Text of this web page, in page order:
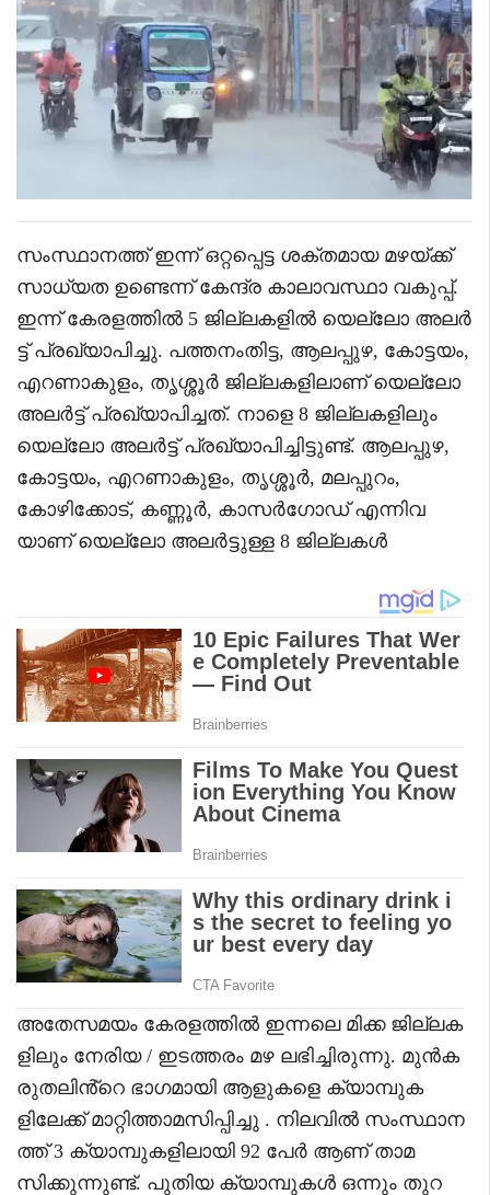
സംസ്ഥാനത്ത് ഇന്ന് ഒറ്റപ്പെട്ട ശക്തമായ മഴയ്ക്ക്
സാധ്യത ഉണ്ടെന്ന് കേന്ദ്ര കാലാവസ്ഥാ വകുപ്പ്.
ഇന്ന് കേരളത്തിൽ 5 ജില്ലകളിൽ യെല്ലോ അലർ
ട്ട് പ്രഖ്യാപിച്ചു. പത്തനംതിട്ട, ആലപ്പുഴ, കോട്ടയം,
എറണാകുളം, തൃശ്ശൂർ ജില്ലകളിലാണ് യെല്ലോ
അലർട്ട് പ്രഖ്യാപിച്ചത്. നാളെ 8 ജില്ലകളിലും
യെല്ലോ അലർട്ട് പ്രഖ്യാപിച്ചിട്ടുണ്ട്. ആലപ്പുഴ,
കോട്ടയം, എറണാകുളം, തൃശ്ശൂർ, മലപ്പുറം,
കോഴിക്കോട്, കണ്ണൂർ, കാസർഗോഡ് എന്നിവ
യാണ് യെല്ലോ അലർട്ടുള്ള 8 ജില്ലകൾ
അതേസമയം കേരളത്തിൽ ഇന്നലെ മിക്ക ജില്ലക
ളിലും നേരിയ / ഇടത്തരം മഴ ലഭിച്ചിരുന്നു. മുൻക
രുതലിൻ്റെ ഭാഗമായി ആളുകളെ ക്യാമ്പുക
ളിലേക്ക് മാറ്റിത്താമസിപ്പിച്ചു . നിലവിൽ സംസ്ഥാന
ത്ത് 3 ക്യാമ്പുകളിലായി 92 പേർ ആണ് താമ
സിക്കുന്നുണ്ട്. പുതിയ ക്യാമ്പുകൾ ഒന്നും തുറ